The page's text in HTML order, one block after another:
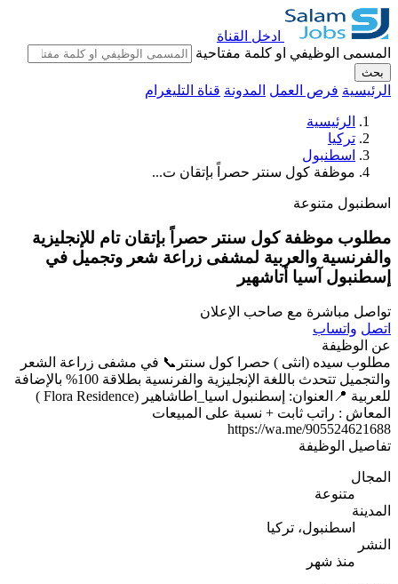
ادخل القناة
المسمى الوظيفي او كلمة مفتاحية
بحث
الرئيسية فرص العمل المدونة قناة التليغرام
الرئيسية
تركيا
اسطنبول
موظفة كول سنتر حصراً بإتقان ت...
اسطنبول متنوعة
مطلوب موظفة كول سنتر حصراً بإتقان تام للإنجليزية
والفرنسية والعربية لمشفى زراعة شعر وتجميل في
إسطنبول آسيا أتاشهير
تواصل مباشرة مع صاحب الإعلان
اتصل واتساب
عن الوظيفة
مطلوب سيده (انثى ) حصرا كول سنتر📞 في مشفى زراعة الشعر
والتجميل تتحدث باللغة الإنجليزية والفرنسية بطلاقة 100% بالإضافة
للعربية 📍العنوان: إسطنبول اسيا_اطاشاهير (Flora Residence )
المعاش : راتب ثابت + نسبة على المبيعات
https://wa.me/905524621688
تفاصيل الوظيفة
المجال
متنوعة
المدينة
اسطنبول، تركيا
النشر
منذ شهر